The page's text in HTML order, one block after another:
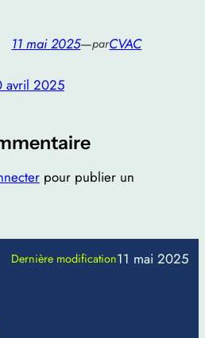
11 mai 2025—parCVAC
avril 2025
pour publier un
Dernière modification11 mai 2025